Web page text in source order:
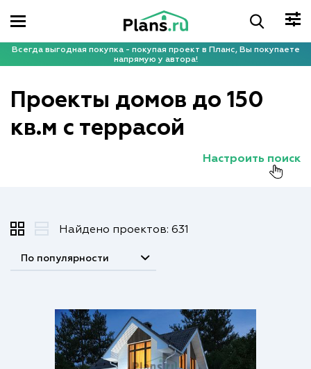
Всегда выгодная покупка - покупая проект в Планс, Вы покупаете
напрямую у автора!
Проекты домов до 150
кв.м с террасой
Настроить поиск
По популярности
Найдено проектов: 631